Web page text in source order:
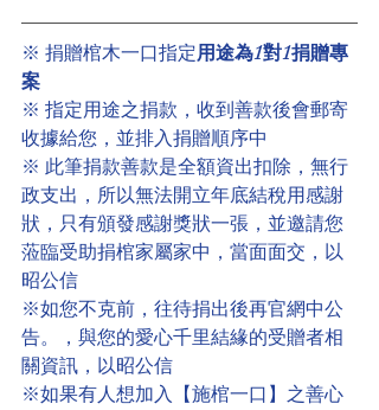
※ 捐贈棺木一口指定用途為1對1捐贈專
案
※ 指定用途之捐款，收到善款後會郵寄
收據給您，並排入捐贈順序中
※ 此筆捐款善款是全額資出扣除，無行
政支出，所以無法開立年底結稅用感謝
狀，只有頒發感謝獎狀一張，並邀請您
蒞臨受助捐棺家屬家中，當面面交，以
昭公信
※如您不克前，往待捐出後再官網中公
告。，與您的愛心千里結緣的受贈者相
關資訊，以昭公信
※如果有人想加入【施棺一口】之善心